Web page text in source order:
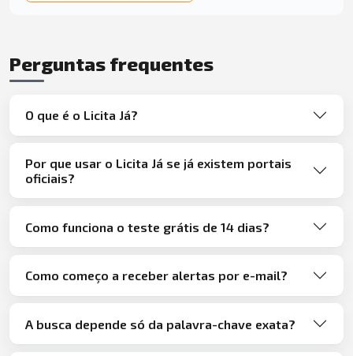
Perguntas frequentes
O que é o Licita Já?
Por que usar o Licita Já se já existem portais
oficiais?
Como funciona o teste grátis de 14 dias?
Como começo a receber alertas por e-mail?
A busca depende só da palavra-chave exata?